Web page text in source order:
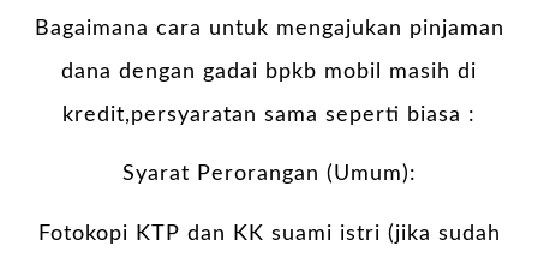
Bagaimana cara untuk mengajukan pinjaman
dana dengan gadai bpkb mobil masih di
kredit,persyaratan sama seperti biasa :
Syarat Perorangan (Umum):
Fotokopi KTP dan KK suami istri (jika sudah